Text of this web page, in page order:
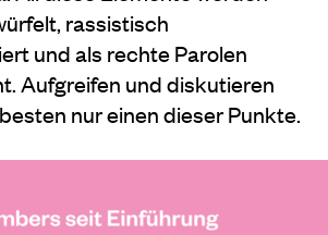
rassistisch
und als rechte Parolen
Aufgreifen und diskutieren
nur einen dieser Punkte.